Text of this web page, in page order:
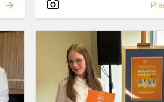
ir
kamerinių